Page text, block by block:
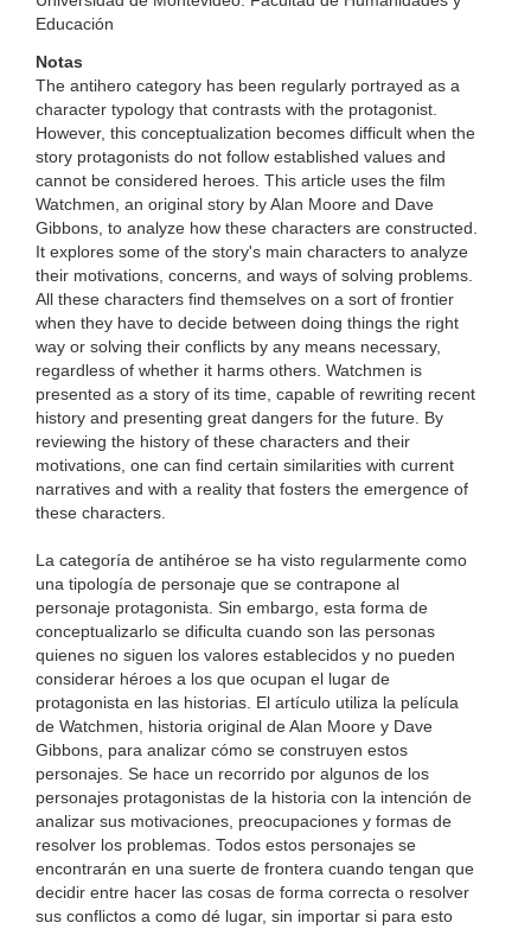
Educación
Notas
The antihero category has been regularly portrayed as a
character typology that contrasts with the protagonist.
However, this conceptualization becomes difficult when the
story protagonists do not follow established values and
cannot be considered heroes. This article uses the film
Watchmen, an original story by Alan Moore and Dave
Gibbons, to analyze how these characters are constructed.
It explores some of the story's main characters to analyze
their motivations, concerns, and ways of solving problems.
All these characters find themselves on a sort of frontier
when they have to decide between doing things the right
way or solving their conflicts by any means necessary,
regardless of whether it harms others. Watchmen is
presented as a story of its time, capable of rewriting recent
history and presenting great dangers for the future. By
reviewing the history of these characters and their
motivations, one can find certain similarities with current
narratives and with a reality that fosters the emergence of
these characters.
La categoría de antihéroe se ha visto regularmente como
una tipología de personaje que se contrapone al
personaje protagonista. Sin embargo, esta forma de
conceptualizarlo se dificulta cuando son las personas
quienes no siguen los valores establecidos y no pueden
considerar héroes a los que ocupan el lugar de
protagonista en las historias. El artículo utiliza la película
de Watchmen, historia original de Alan Moore y Dave
Gibbons, para analizar cómo se construyen estos
personajes. Se hace un recorrido por algunos de los
personajes protagonistas de la historia con la intención de
analizar sus motivaciones, preocupaciones y formas de
resolver los problemas. Todos estos personajes se
encontrarán en una suerte de frontera cuando tengan que
decidir entre hacer las cosas de forma correcta o resolver
sus conflictos a como dé lugar, sin importar si para esto